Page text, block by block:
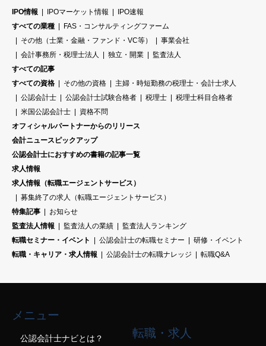
IPO情報 IPOマーケット情報
IPO速報
すべての業種
FAS・コンサルティングファーム
その他（士業・金融・ファンド・VC等）
事業会社
会計事務所・税理士法人
独立・開業
監査法人
すべての記事
すべての資格
その他の資格
主婦・時短勤務の税理士・会計士求人
公認会計士
公認会計士試験合格者 税理士
税理士科目合格者
米国公認会計士
資格不問
オフィシャルパートナーからのリリース
会計ニュースピックアップ
公認会計士におすすめの書籍の記事一覧
求人情報
求人情報（転職エージェントサービス）
募集終了の求人（転職エージェントサービス）
特集記事
お知らせ
監査法人情報
監査法人の業績
監査法人ランキング
転職セミナー・イベント
公認会計士の転職セミナー
研修・イベント
転職・キャリア・求人情報
公認会計士の転職ナレッジ 転職Q&A
メニュー
公認会計士ナビとは？
転職・求人